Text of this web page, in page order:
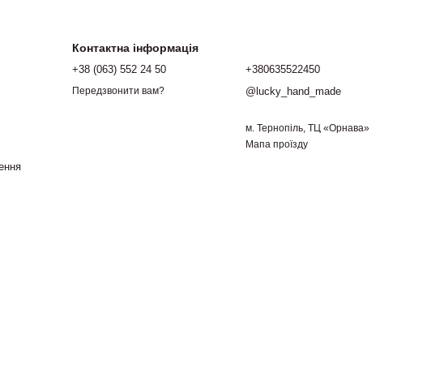
Контактна інформація
+38 (063) 552 24 50
Передзвонити вам?
+380635522450
@lucky_hand_made
м. Тернопіль, ТЦ «Орнава»
Мапа проїзду